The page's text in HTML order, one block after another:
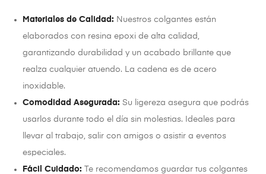
Materiales de Calidad: Nuestros colgantes están
elaborados con resina epoxi de alta calidad,
garantizando durabilidad y un acabado brillante que
realza cualquier atuendo. La cadena es de acero
inoxidable.
Comodidad Asegurada: Su ligereza asegura que podrás
usarlos durante todo el día sin molestias. Ideales para
llevar al trabajo, salir con amigos o asistir a eventos
especiales.
Fácil Cuidado: Te recomendamos guardar tus colgantes